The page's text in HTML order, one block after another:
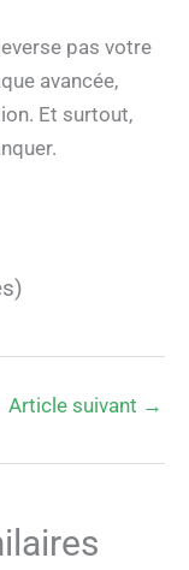
pas votre
avancée,
Et surtout,
Article suivant →